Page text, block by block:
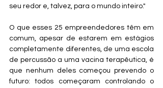
seu redor e, talvez, para o mundo inteiro."
O que esses 25 empreendedores têm em
comum, apesar de estarem em estágios
completamente diferentes, de uma escola
de percussão a uma vacina terapêutica, é
que nenhum deles começou prevendo o
futuro: todos começaram controlando o